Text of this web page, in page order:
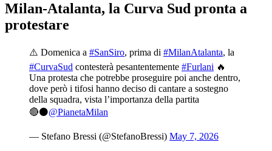
Milan-Atalanta, la Curva Sud pronta a
protestare
⚠️ Domenica a #SanSiro, prima di #MilanAtalanta, la
#CurvaSud contesterà pesantentemente #Furlani 🔥
Una protesta che potrebbe proseguire poi anche dentro,
dove però i tifosi hanno deciso di cantare a sostegno
della squadra, vista l’importanza della partita
🔴⚫️@PianetaMilan
— Stefano Bressi (@StefanoBressi) May 7, 2026